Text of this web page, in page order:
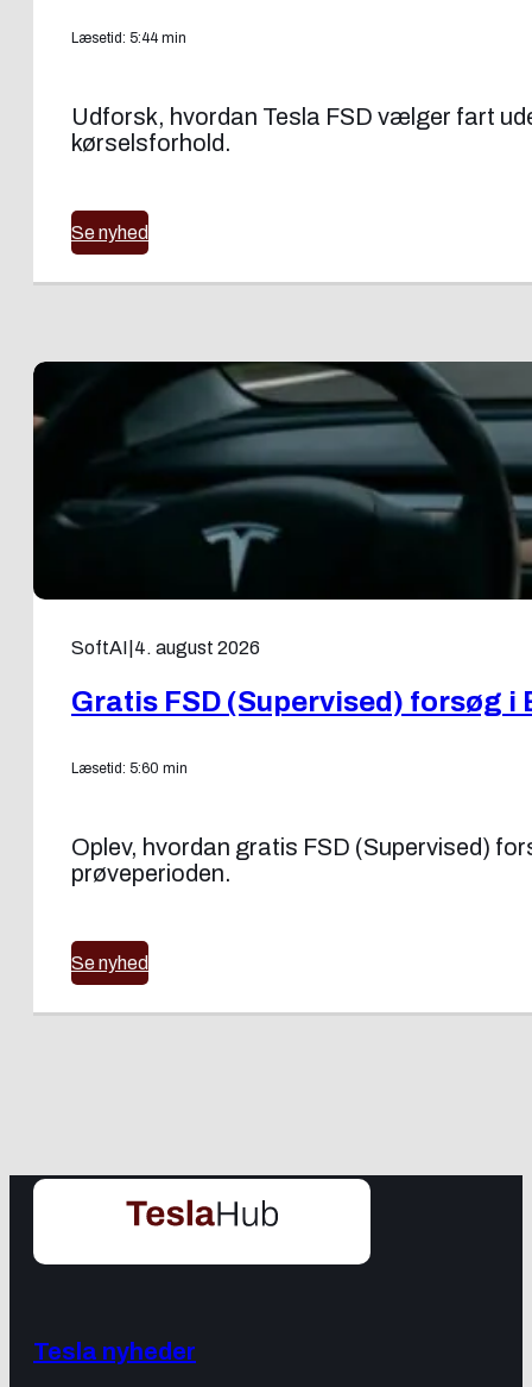
Læsetid: 5:44 min
Udforsk, hvordan Tesla FSD vælger fart
kørselsforhold.
Se nyhed
SoftAI 4. august 2026
Gratis FSD (Supervised) forsøg i
Læsetid: 5:60 min
Oplev, hvordan gratis FSD (Supervised)
prøveperioden.
Se nyhed
Tesla nyheder